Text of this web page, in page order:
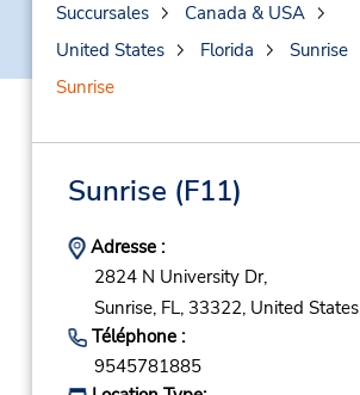
Succursales
Canada & USA
United States
Florida
Sunrise
Sunrise
Sunrise (F11)
Adresse :
2824 N University Dr,
Sunrise, FL, 33322, United States
Téléphone :
9545781885